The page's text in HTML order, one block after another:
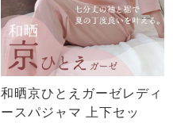
和晒京ひとえガーゼレディ
ースパジャマ 上下セッ